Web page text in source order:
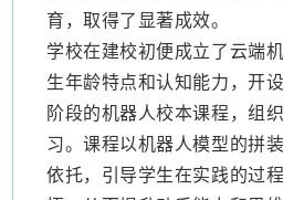
育，取得了显著成效。
学校在建校初便成立了云端
生年龄特点和认知能力，开
阶段的机器人校本课程，组
习。课程以机器人模型的拼
依托，引导学生在实践的过